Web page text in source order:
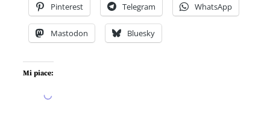
Pinterest Telegram WhatsApp
Mastodon Bluesky
Mi piace:
Caricamento...